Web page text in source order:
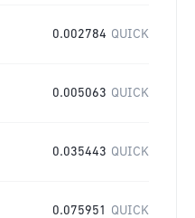
0.002784 QUICK
0.005063 QUICK
0.035443 QUICK
0.075951 QUICK